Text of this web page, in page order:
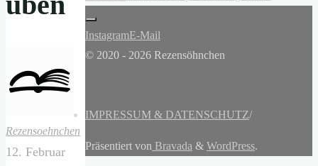
Rezensoehnchen
12. Februar
InstagramE-Mail
© 2020 - 2026 Rezensöhnchen
IMPRESSUM & DATENSCHUTZ/
Präsentiert von Bravada & WordPress.